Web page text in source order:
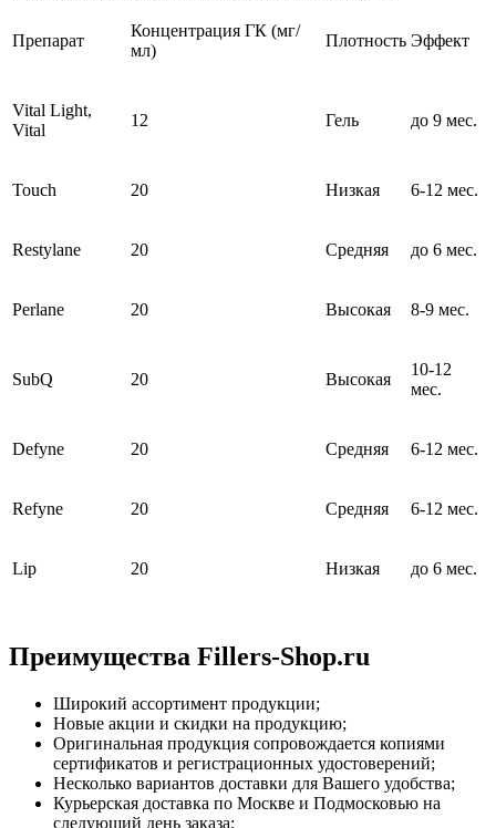
Препарат
Концентрация ГК (мг/
мл)
Плотность Эффект
Vital Light,
Vital
12 Гель до 9 мес.
Touch 20 Низкая 6-12 мес.
Restylane 20 Средняя до 6 мес.
Perlane 20 Высокая 8-9 мес.
SubQ 20 Высокая
10-12
мес.
Defyne 20 Средняя 6-12 мес.
Refyne 20 Средняя 6-12 мес.
Lip 20 Низкая до 6 мес.
Преимущества Fillers-Shop.ru
Широкий ассортимент продукции;
Новые акции и скидки на продукцию;
Оригинальная продукция сопровождается копиями
сертификатов и регистрационных удостоверений;
Несколько вариантов доставки для Вашего удобства;
Курьерская доставка по Москве и Подмосковью на
следующий день заказа;